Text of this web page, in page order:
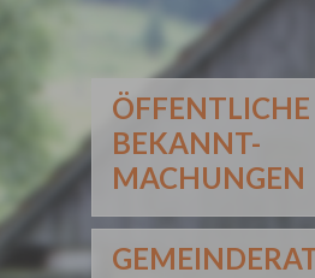
ÖFFENTLICHE
BEKANNT-
MACHUNGEN